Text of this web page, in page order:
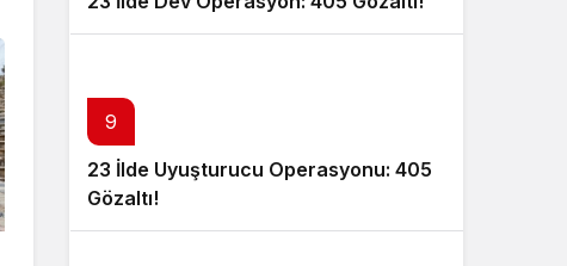
9
23 İlde Uyuşturucu Operasyonu: 405
Gözaltı!